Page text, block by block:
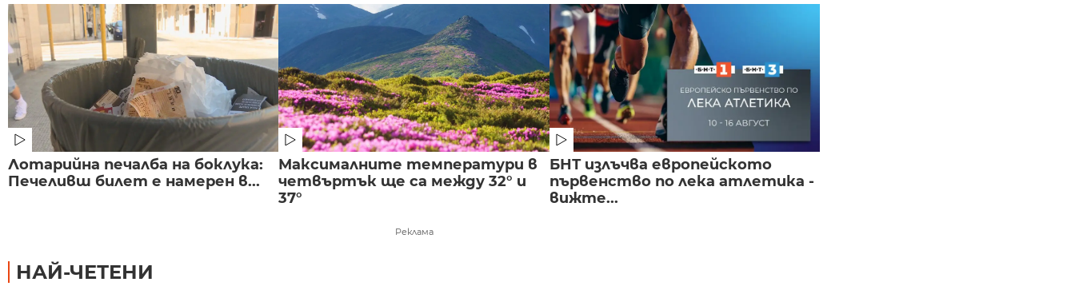
Лотарийна печалба на боклука:
Печеливш билет е намерен в...
Максималните температури в
четвъртък ще са между 32° и
37°
БНТ излъчва европейското
първенство по лека атлетика -
вижте...
Реклама
НАЙ-ЧЕТЕНИ